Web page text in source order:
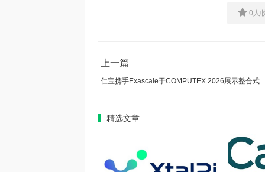
0 人
上一篇
仁宝携手Exascale于COMPUTEX
精选文章